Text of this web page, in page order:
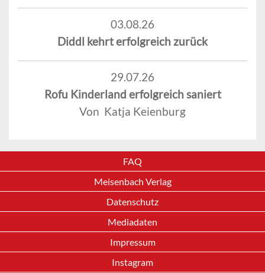
03.08.26
Diddl kehrt erfolgreich zurück
29.07.26
Rofu Kinderland erfolgreich saniert
Von Katja Keienburg
FAQ
Meisenbach Verlag
Datenschutz
Mediadaten
Impressum
Instagram